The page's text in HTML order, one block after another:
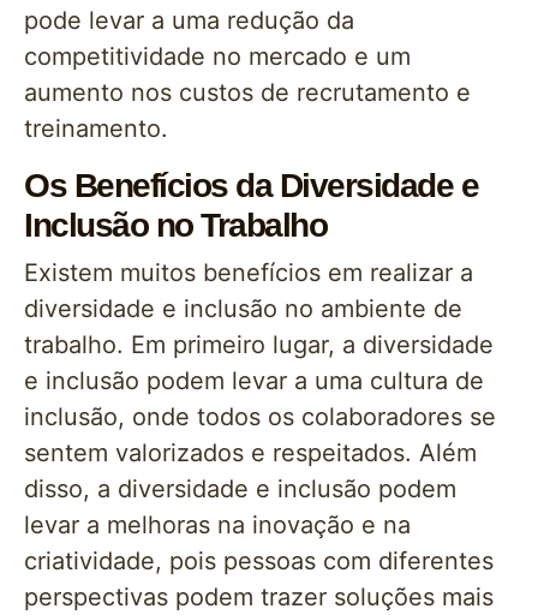
pode levar a uma redução da
competitividade no mercado e um
aumento nos custos de recrutamento e
treinamento.
Os Benefícios da Diversidade e
Inclusão no Trabalho
Existem muitos benefícios em realizar a
diversidade e inclusão no ambiente de
trabalho. Em primeiro lugar, a diversidade
e inclusão podem levar a uma cultura de
inclusão, onde todos os colaboradores se
sentem valorizados e respeitados. Além
disso, a diversidade e inclusão podem
levar a melhoras na inovação e na
criatividade, pois pessoas com diferentes
perspectivas podem trazer soluções mais